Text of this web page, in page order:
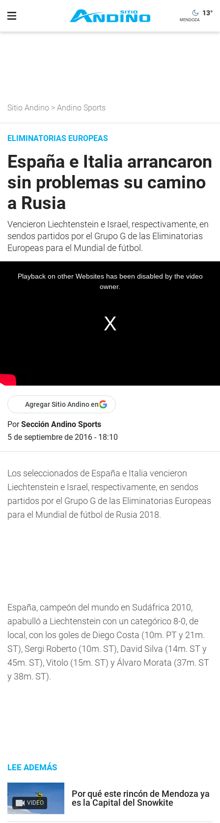
13°
Sitio Andino > Andino Sports
ELIMINATORIAS EUROPEAS
España e Italia arrancaron
sin problemas su camino
a Rusia
Vencieron Liechtenstein e Israel, respectivamente, en
sendos partidos por el Grupo G de las Eliminatorias
Europeas para el Mundial de fútbol.
Playback on other Websites has been disabled by the video
owner.
Agregar Sitio Andino en
PorSección Andino Sports
5 de septiembre de 2016 - 18:10
Los seleccionados de España e Italia vencieron
Liechtenstein e Israel, respectivamente, en sendos
partidos por el Grupo G de las Eliminatorias Europeas
para el Mundial de fútbol de Rusia 2018.
España, campeón del mundo en Sudáfrica 2010,
apabulló a Liechtenstein con un categórico 8-0, de
local, con los goles de Diego Costa (10m. PT y 21m.
ST), Sergi Roberto (10m. ST), David Silva (14m. ST y
45m. ST), Vitolo (15m. ST) y Álvaro Morata (37m. ST
y 38m. ST).
LEE ADEMÁS
VIDEO
Por qué este rincón de Mendoza ya
es la Capital del Snowkite